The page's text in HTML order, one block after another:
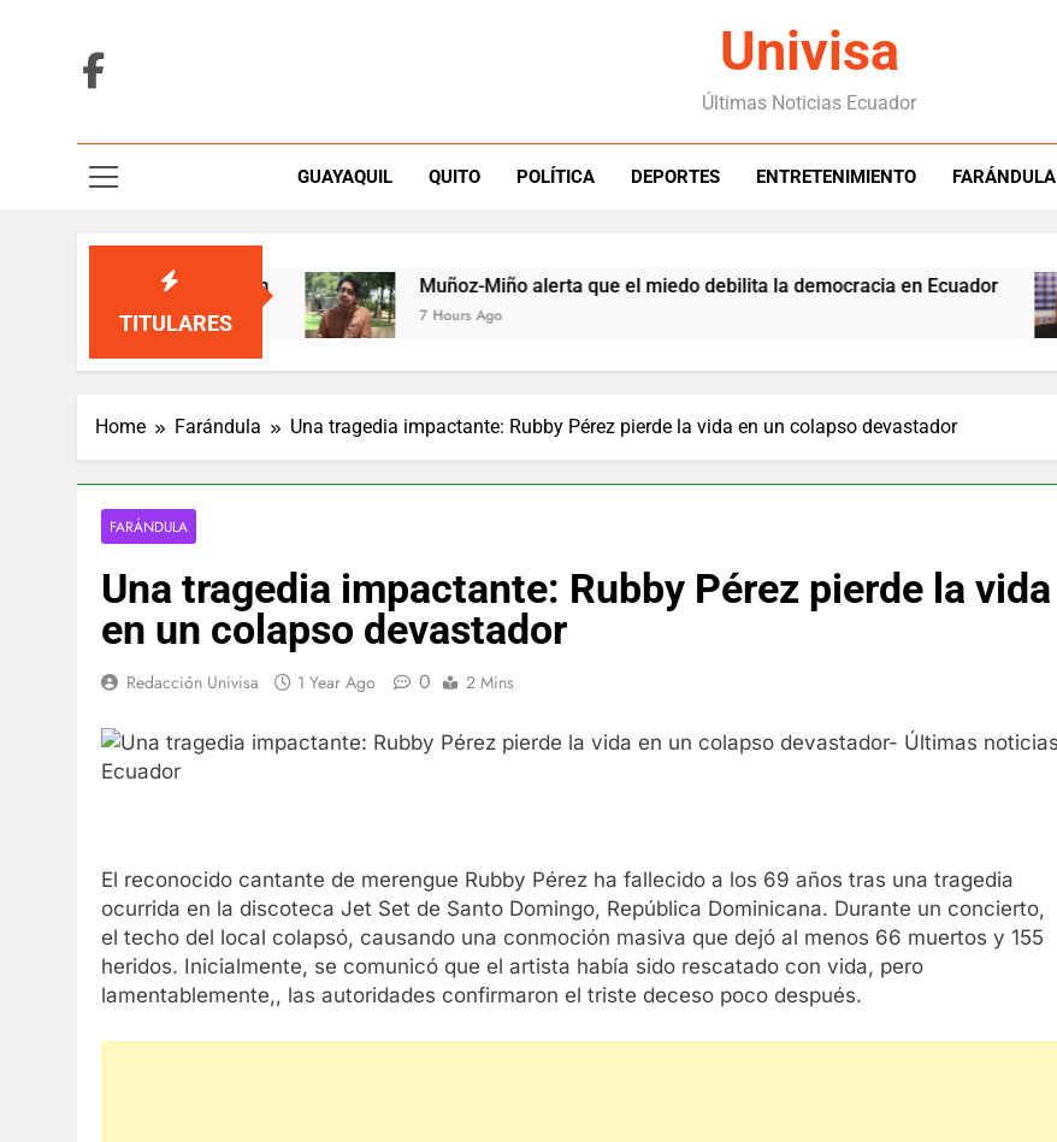
Univisa
Últimas Noticias Ecuador
GUAYAQUIL QUITO POLÍTICA DEPORTES ENTRETENIMIENTO FARÁNDULA
TITULARES
una tarima de Medellín Muñoz-Miño alerta que el miedo debilita la democracia en Ecuador
7 Hours Ago
Home Farándula Una tragedia impactante: Rubby Pérez pierde la vida en un colapso devastador
FARÁNDULA
Una tragedia impactante: Rubby Pérez pierde la vida
en un colapso devastador
Redacción Univisa 1 Year Ago 0 2 Mins
El reconocido cantante de merengue Rubby Pérez ha fallecido a los 69 años tras una tragedia
ocurrida en la discoteca Jet Set de Santo Domingo, República Dominicana. Durante un concierto,
el techo del local colapsó, causando una conmoción masiva que dejó al menos 66 muertos y 155
heridos. Inicialmente, se comunicó que el artista había sido rescatado con vida, pero
lamentablemente,, las autoridades confirmaron el triste deceso poco después.